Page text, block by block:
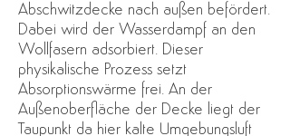
Abschwitzdecke nach außen befördert.
Dabei wird der Wasserdampf an den
Wollfasern adsorbiert. Dieser
physikalische Prozess setzt
Absorptionswärme frei. An der
Außenoberfläche der Decke liegt der
Taupunkt da hier kalte Umgebungsluft